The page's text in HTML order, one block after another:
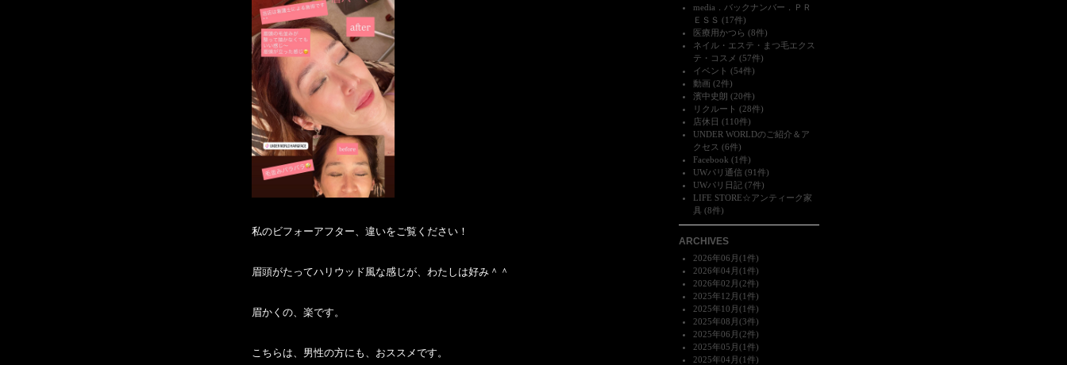
media．バックナンバー．ＰＲ
ＥＳＳ (17件)
医療用かつら (8件)
ネイル・エステ・まつ毛エクス
テ・コスメ (57件)
イベント (54件)
動画 (2件)
濱中史朗 (20件)
リクルート (28件)
店休日 (110件)
UNDER WORLDのご紹介＆ア
クセス (6件)
Facebook (1件)
UWパリ通信 (91件)
UWパリ日記 (7件)
LIFE STORE☆アンティーク家
具 (8件)
ARCHIVES
2026年06月(1件)
2026年04月(1件)
2026年02月(2件)
2025年12月(1件)
2025年10月(1件)
2025年08月(3件)
2025年06月(2件)
2025年05月(1件)
2025年04月(1件)
私のビフォーアフター、違いをご覧ください！
眉頭がたってハリウッド風な感じが、わたしは好み＾＾
眉かくの、楽です。
こちらは、男性の方にも、おススメです。